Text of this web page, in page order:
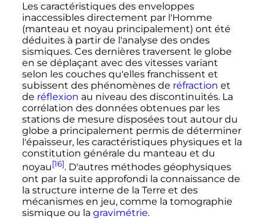
Les caractéristiques des enveloppes
inaccessibles directement par l'Homme
(manteau et noyau principalement) ont été
déduites à partir de l'analyse des ondes
sismiques. Ces dernières traversent le globe
en se déplaçant avec des vitesses variant
selon les couches qu'elles franchissent et
subissent des phénomènes de réfraction et
de réflexion au niveau des discontinuités. La
corrélation des données obtenues par les
stations de mesure disposées tout autour du
globe a principalement permis de déterminer
l'épaisseur, les caractéristiques physiques et la
constitution générale du manteau et du
noyau[16]. D'autres méthodes géophysiques
ont par la suite approfondi la connaissance de
la structure interne de la Terre et des
mécanismes en jeu, comme la tomographie
sismique ou la gravimétrie.